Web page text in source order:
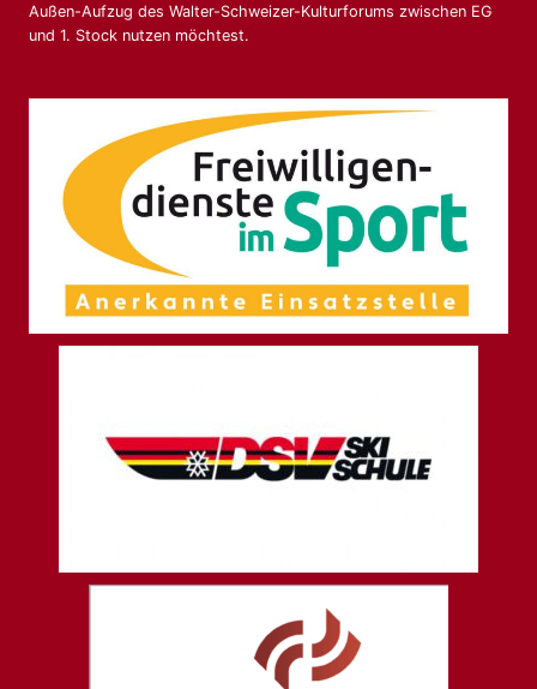
Außen-Aufzug des Walter-Schweizer-Kulturforums zwischen EG
und 1. Stock nutzen möchtest.